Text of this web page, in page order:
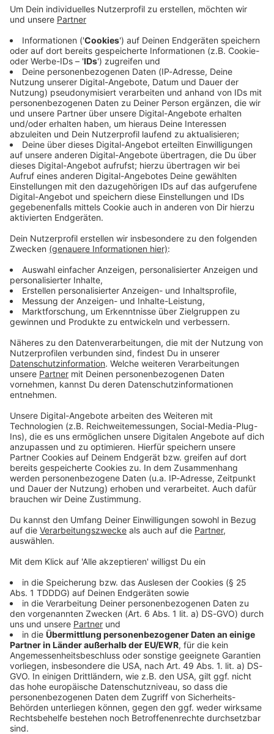
Immer auf dem Laufenden
bleiben!
Verpass' nichts mehr - mit unserem kostenlosen
ANTENNE BAYERN Newsletter. Ob Nachrichten,
Lifestyle oder unsere neuesten Aktionen - wir
informieren dich.
Zum Newsletter anmelden
Du möchtest uns etwas sagen?
Kontaktformular
Sprachnachricht
© dpa-infocom, dpa:250911-930-24911/1
DAS KÖNNTE DICH AUCH INTERESSIEREN
Bayern